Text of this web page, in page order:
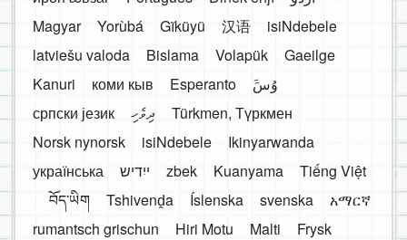
Magyar
Yorùbá Gĩkũyũ 汉语
isiNdebele
latviešu valoda
Bislama Volapük
Gaeilge
Kanuri
коми кыв Esperanto
َوُسَ
српски језик
ދިވެހި
Türkmen, Түркмен
Norsk nynorsk
isiNdebele
Ikinyarwanda
українська
ייִדיש zbek Kuanyama
Tiếng Việt
བོད་ཡིག
Tshivenḓa Íslenska svenska
አማርኛ
rumantsch grischun
Hiri Motu Malti
Frysk